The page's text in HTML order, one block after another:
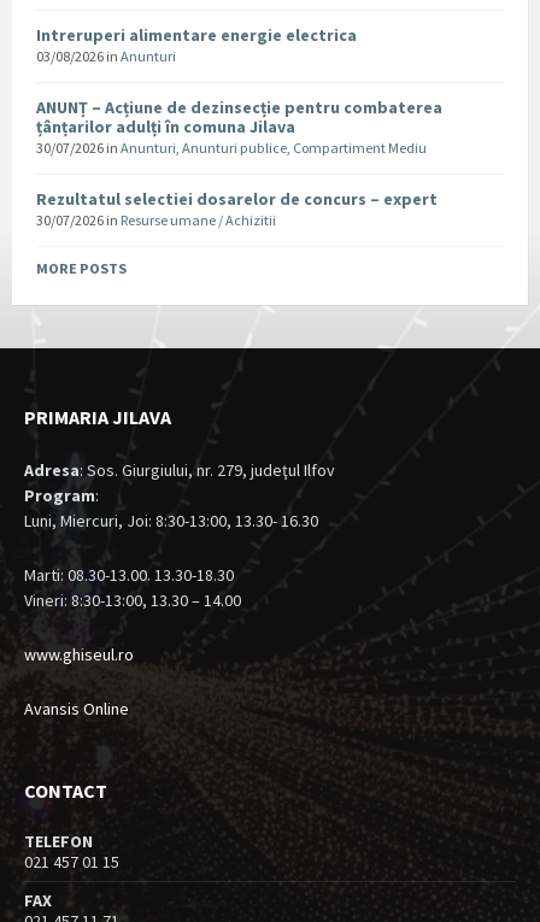
Intreruperi alimentare energie electrica
03/08/2026 in Anunturi
ANUNȚ – Acțiune de dezinsecție pentru combaterea
țânțarilor adulți în comuna Jilava
30/07/2026 in Anunturi, Anunturi publice, Compartiment Mediu
Rezultatul selectiei dosarelor de concurs – expert
30/07/2026 in Resurse umane / Achizitii
MORE POSTS
PRIMARIA JILAVA
Adresa: Sos. Giurgiului, nr. 279, judeţul Ilfov
Program:
Luni, Miercuri, Joi: 8:30-13:00, 13.30- 16.30
Marti: 08.30-13.00. 13.30-18.30
Vineri: 8:30-13:00, 13.30 – 14.00
www.ghiseul.ro
Avansis Online
CONTACT
TELEFON
021 457 01 15
FAX